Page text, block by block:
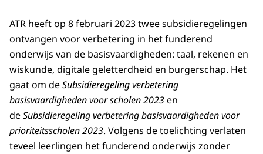
ATR heeft op 8 februari 2023 twee subsidieregelingen
ontvangen voor verbetering in het funderend
onderwijs van de basisvaardigheden: taal, rekenen en
wiskunde, digitale geletterdheid en burgerschap. Het
gaat om deSubsidieregeling verbetering
basisvaardigheden voor scholen 2023en
deSubsidieregeling verbetering basisvaardigheden voor
prioriteitsscholen 2023. Volgens de toelichting verlaten
teveel leerlingen het funderend onderwijs zonder